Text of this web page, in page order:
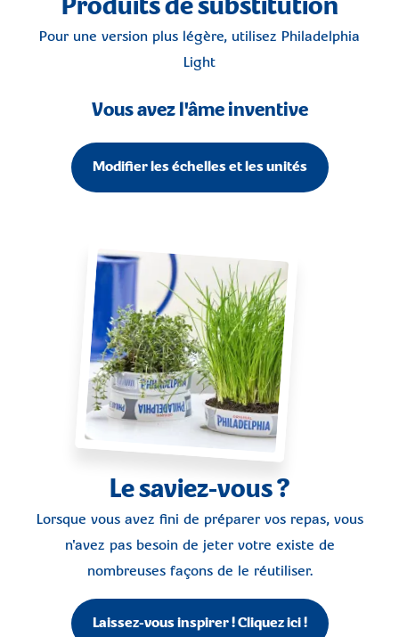
Produits de substitution
Pour une version plus légère, utilisez Philadelphia
Light
Vous avez l'âme inventive
Modifier les échelles et les unités
Le saviez-vous ?
Lorsque vous avez fini de préparer vos repas, vous
n'avez pas besoin de jeter votre existe de
nombreuses façons de le réutiliser.
Laissez-vous inspirer ! Cliquez ici !